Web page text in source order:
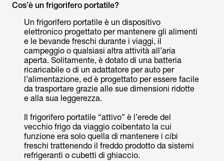
Cos’è un frigorifero portatile?
Un frigorifero portatile è un dispositivo
elettronico progettato per mantenere gli alimenti
e le bevande freschi durante i viaggi, il
campeggio o qualsiasi altra attività all’aria
aperta. Solitamente, è dotato di una batteria
ricaricabile o di un adattatore per auto per
l’alimentazione, ed è progettato per essere facile
da trasportare grazie alle sue dimensioni ridotte
e alla sua leggerezza.
Il frigorifero portatile “attivo” è l’erede del
vecchio frigo da viaggio coibentato la cui
funzione era solo quella di mantenere i cibi
freschi trattenendo il freddo prodotto da sistemi
refrigeranti o cubetti di ghiaccio.